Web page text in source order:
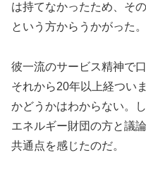
は持てなかったため、そ
という方からうかがった。
彼一流のサービス精神で
それから20年以上経つい
かどうかはわからない。
エネルギー財団の方と議
共通点を感じたのだ。